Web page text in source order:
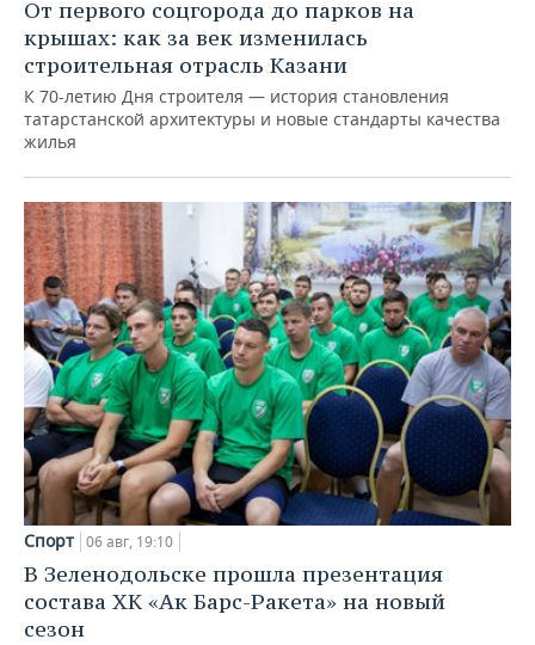
От первого соцгорода до парков на
крышах: как за век изменилась
строительная отрасль Казани
К 70-летию Дня строителя — история становления
татарстанской архитектуры и новые стандарты качества
жилья
Спорт 06 авг, 19:10
В Зеленодольске прошла презентация
состава ХК «Ак Барс-Ракета» на новый
сезон